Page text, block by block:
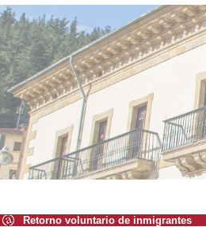
Retorno voluntario de inmigrantes